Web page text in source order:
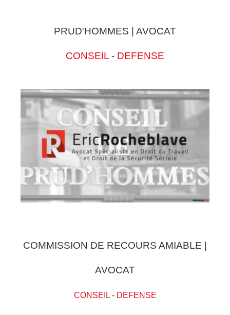
PRUD'HOMMES | AVOCAT
CONSEIL - DEFENSE
COMMISSION DE RECOURS AMIABLE |
AVOCAT
CONSEIL- DEFENSE